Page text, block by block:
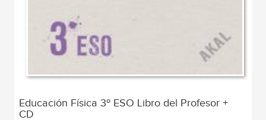
Educación Física 3º ESO Libro del Profesor +
CD